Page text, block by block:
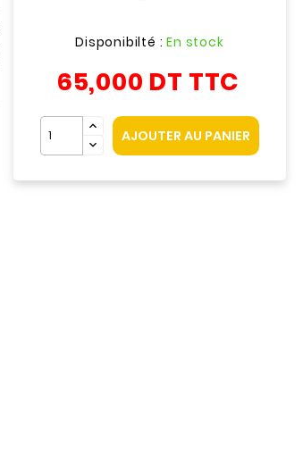
Disponibilté :En stock
65,000 DT TTC
AJOUTER AU PANIER